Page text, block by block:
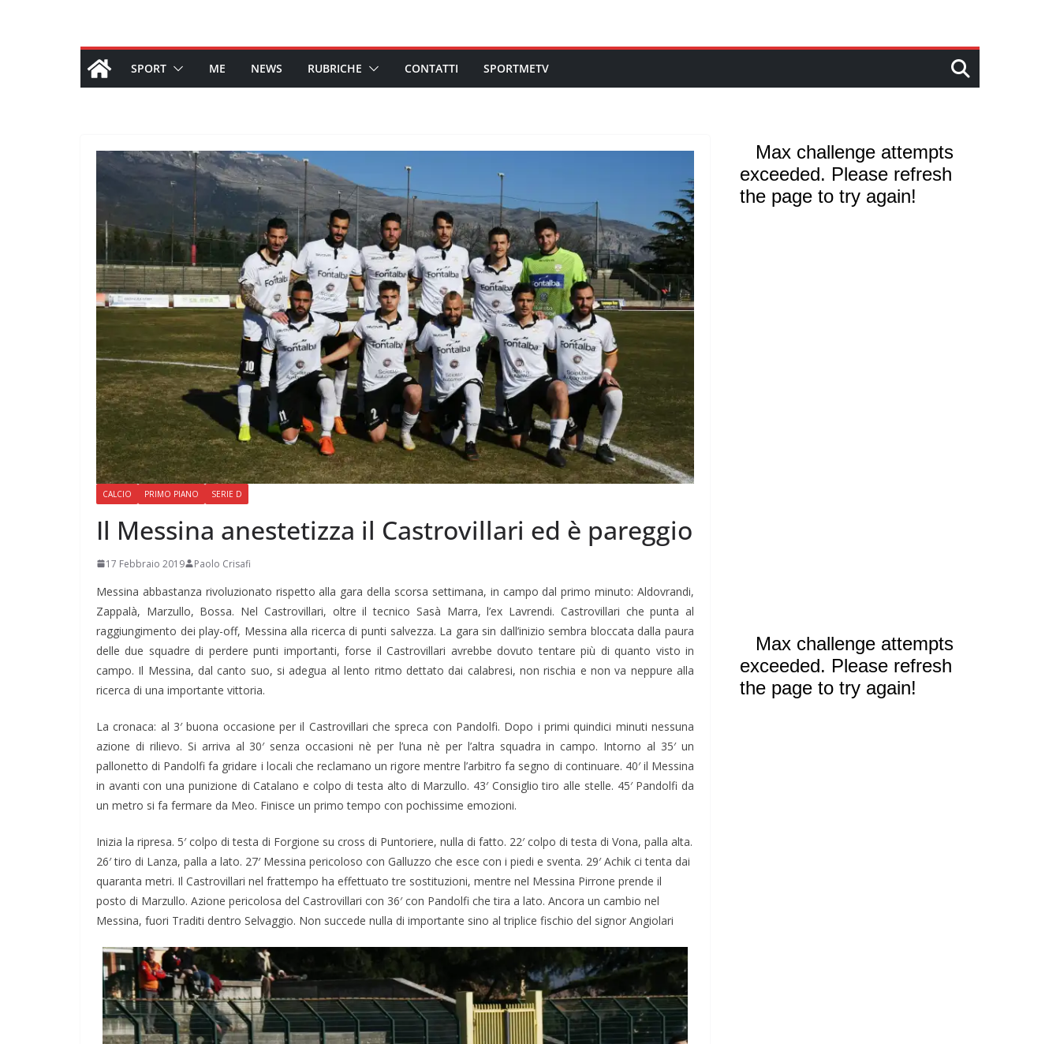
SPORT ME NEWS RUBRICHE CONTATTI SPORTMETV
CALCIO PRIMO PIANO SERIE D
Il Messina anestetizza il Castrovillari ed è pareggio
17 Febbraio 2019 Paolo Crisafi
Messina abbastanza rivoluzionato rispetto alla gara della scorsa settimana, in campo dal primo minuto: Aldovrandi,
Zappalà, Marzullo, Bossa. Nel Castrovillari, oltre il tecnico Sasà Marra, l’ex Lavrendi. Castrovillari che punta al
raggiungimento dei play-off, Messina alla ricerca di punti salvezza. La gara sin dall’inizio sembra bloccata dalla paura
delle due squadre di perdere punti importanti, forse il Castrovillari avrebbe dovuto tentare più di quanto visto in
campo. Il Messina, dal canto suo, si adegua al lento ritmo dettato dai calabresi, non rischia e non va neppure alla
ricerca di una importante vittoria.
La cronaca: al 3′ buona occasione per il Castrovillari che spreca con Pandolfi. Dopo i primi quindici minuti nessuna
azione di rilievo. Si arriva al 30′ senza occasioni nè per l’una nè per l’altra squadra in campo. Intorno al 35′ un
pallonetto di Pandolfi fa gridare i locali che reclamano un rigore mentre l’arbitro fa segno di continuare. 40′ il Messina
in avanti con una punizione di Catalano e colpo di testa alto di Marzullo. 43′ Consiglio tiro alle stelle. 45′ Pandolfi da
un metro si fa fermare da Meo. Finisce un primo tempo con pochissime emozioni.
Inizia la ripresa. 5′ colpo di testa di Forgione su cross di Puntoriere, nulla di fatto. 22′ colpo di testa di Vona, palla alta.
26′ tiro di Lanza, palla a lato. 27′ Messina pericoloso con Galluzzo che esce con i piedi e sventa. 29′ Achik ci tenta dai
quaranta metri. Il Castrovillari nel frattempo ha effettuato tre sostituzioni, mentre nel Messina Pirrone prende il
posto di Marzullo. Azione pericolosa del Castrovillari con 36′ con Pandolfi che tira a lato. Ancora un cambio nel
Messina, fuori Traditi dentro Selvaggio. Non succede nulla di importante sino al triplice fischio del signor Angiolari